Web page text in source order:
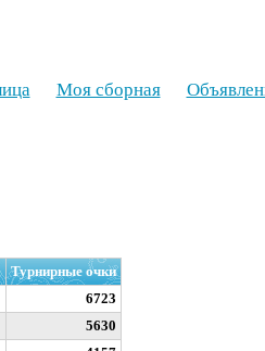
Моя сборная
Турнирные очки
6723
5630